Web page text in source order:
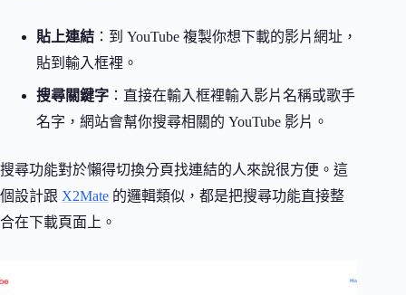
貼上連結 ：到 YouTube 複製你想下載的影片網址，
貼到輸入框裡。
搜尋關鍵字 ：直接在輸入框裡輸入影片名稱或歌手
名字，網站會幫你搜尋相關的 YouTube 影片。
搜尋功能對於懶得切換分頁找連結的人來說很方便。這
個設計跟 X2Mate 的邏輯類似，都是把搜尋功能直接整
合在下載頁面上。